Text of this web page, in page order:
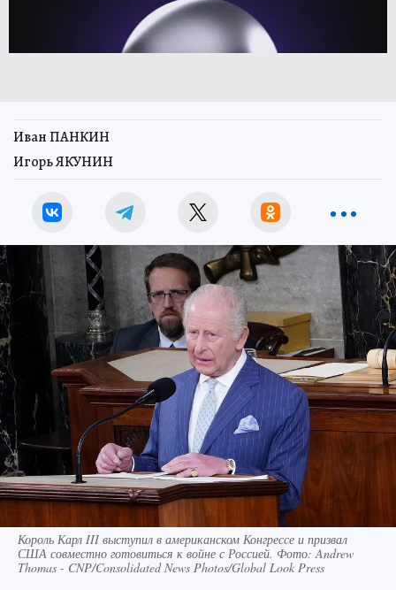
Иван ПАНКИН
Игорь ЯКУНИН
Король Карл III выступил в американском Конгрессе и призвал
США совместно готовиться к войне с Россией. Фото: Andrew
Thomas - CNP/Consolidated News Photos/Global Look Press